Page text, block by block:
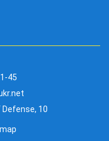
45
Defense, 10